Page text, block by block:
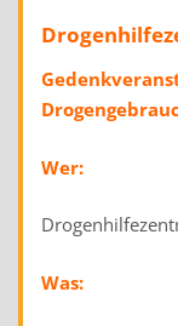
Wer:
Was: